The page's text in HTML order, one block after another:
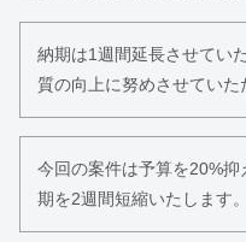
納期は1週間延長させてい
質の向上に努めさせていた
今回の案件は予算を20%抑
期を2週間短縮いたします。